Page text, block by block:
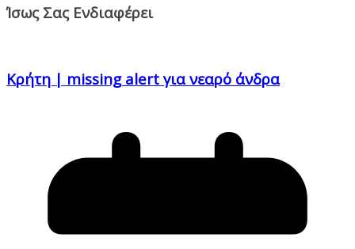
Ίσως Σας Ενδιαφέρει
Κρήτη | missing alert για νεαρό άνδρα